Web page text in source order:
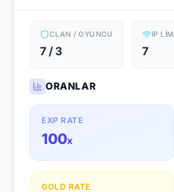
CLAN / OYUNCU
7 / 3
IP
7
ORANLAR
EXP RATE
100x
GOLD RATE